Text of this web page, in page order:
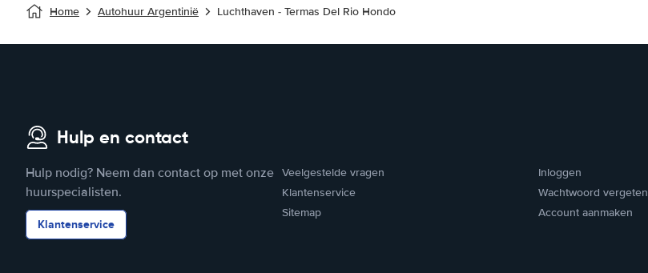
Home Autohuur Argentinië Luchthaven - Termas Del Rio Hondo
Hulp en contact
Hulp nodig? Neem dan contact op met onze
huurspecialisten.
Klantenservice
Veelgestelde vragen
Klantenservice
Sitemap
Inloggen
Wachtwoord vergeten
Account aanmaken